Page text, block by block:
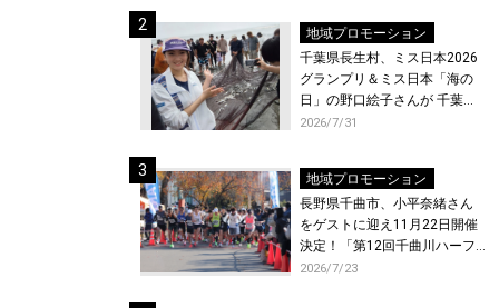
地域プロモーション
千葉県長生村、ミス日本2026
グランプリ＆ミス日本「海の
日」の野口絵子さんが 千葉県
唯一の村・長生村で地引網を
2026/7/31
地域プロモーション
長野県千曲市、小平奈緒さん
をゲストに迎え11月22日開催
決定！「第12回千曲川ハーフ
マラソン」エントリー受付開
2026/7/23